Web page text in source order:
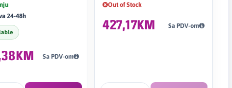
24-48h
Sa PDV-om
Out of Stock
427,17KM Sa PDV-om